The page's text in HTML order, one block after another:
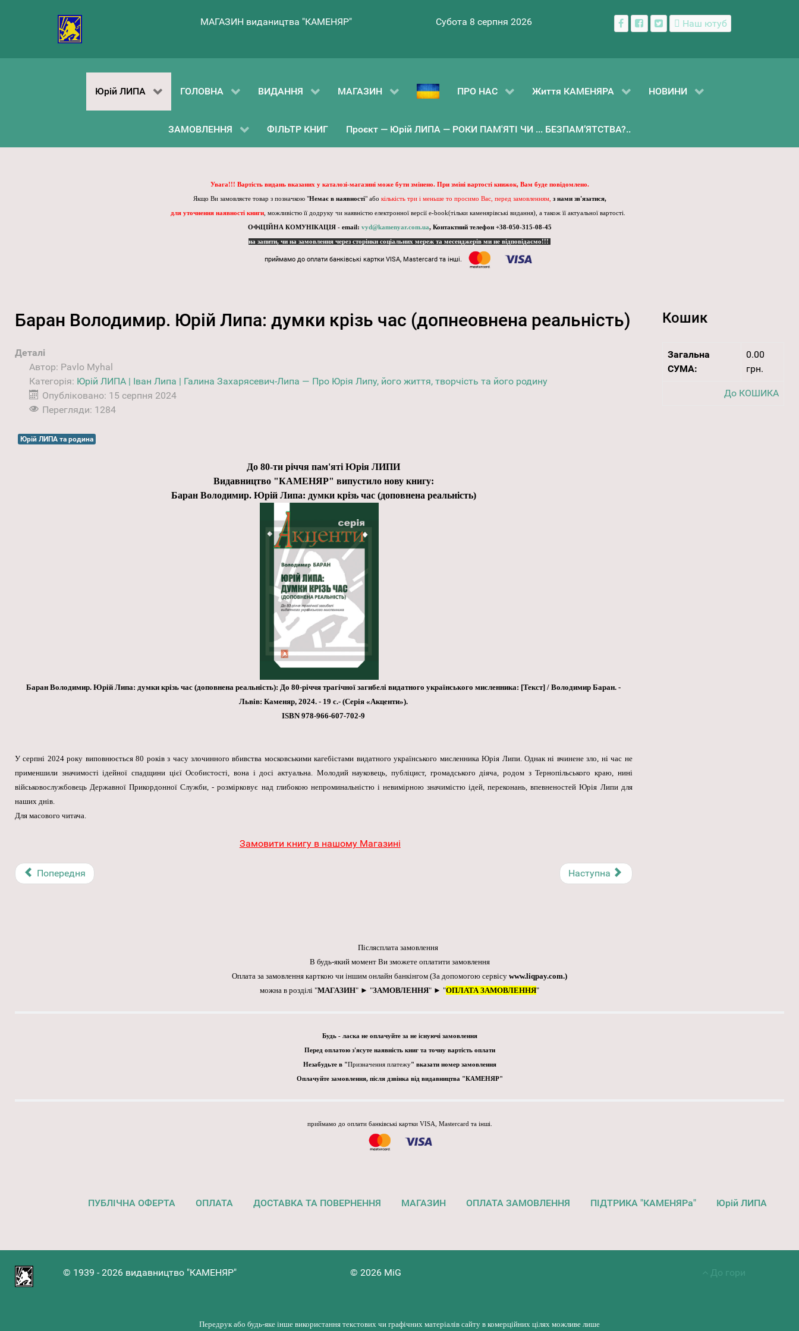
МАГАЗИН видаництва "КАМЕНЯР" Субота 8 серпня 2026 Наш ютуб
Юрій ЛИПА ГОЛОВНА ВИДАННЯ МАГАЗИН ПРО НАС Життя КАМЕНЯРА НОВИНИ
ЗАМОВЛЕННЯ ФІЛЬТР КНИГ Проєкт — Юрій ЛИПА — РОКИ ПАМ'ЯТІ ЧИ ... БЕЗПАМ’ЯТСТВА?..
Увага!!! Вартість видань вказаних у каталозі-магазині може бути змінено. При зміні вартості книжок, Вам буде повідомлено.
Якщо Ви замовляєте товар з позначкою "Немає в наявності" або кількість три і меньше то просимо Вас, перед замовленням, з нами зв'язатися,
для уточнення наявності книги, можливістю її додруку чи наявністю електронної версії e-book(тільки каменярівські видання), а також її актуальної вартості.
ОФіЦІЙНА КОМУНІКАЦІЯ - email: vyd@kamenyar.com.ua, Контактний телефон +38-050-315-08-45
на запити, чи на замовлення через сторінки соціальних мереж та месенджерів ми не відповідаємо!!!
приймамо до оплати банківські картки VISA, Mastercard та інші.
Баран Володимир. Юрій Липа: думки крізь час (допнеовнена реальність)
Деталі
Автор: Pavlo Myhal
Категорія: Юрій ЛИПА | Іван Липа | Галина Захарясевич-Липа — Про Юрія Липу, його життя, творчість та його родину
Опубліковано: 15 серпня 2024
Перегляди: 1284
Юрій ЛИПА та родина
До 80-ти річчя пам'яті Юрія ЛИПИ
Видавництво "КАМЕНЯР" випустило нову книгу:
Баран Володимир. Юрій Липа: думки крізь час (доповнена реальність)
Баран Володимир. Юрій Липа: думки крізь час (доповнена реальність): До 80-річчя трагічної загибелі видатного українського мисленника: [Текст] / Володимир Баран. -
Львів: Каменяр, 2024. - 19 с.- (Серія «Акценти»).
ISBN 978-966-607-702-9
У серпні 2024 року виповнюється 80 років з часу злочинного вбивства московськими кагебістами видатного українського мисленника Юрія Липи. Однак ні вчинене зло, ні час не
применшили значимості ідейної спадщини цієї Особистості, вона і досі актуальна. Молодий науковець, публіцист, громадського діяча, родом з Тернопільського краю, нині
військовослужбовець Державної Прикордонної Служби, - розмірковує над глибокою непроминальністю і невимірною значимістю ідей, переконань, впевненостей Юрія Липи для
наших днів.
Для масового читача.
Замовити книгу в нашому Магазині
Попередня Наступна
Кошик
Загальна
СУМА:
0.00
грн.
До КОШИКА
Післясплата замовлення
В будь-який момент Ви зможете оплатити замовлення
Оплата за замовлення карткою чи іншим онлайн банкінгом (За допомогою сервісу www.liqpay.com.)
можна в розділі "МАГАЗИН" ► "ЗАМОВЛЕННЯ" ► "ОПЛАТА ЗАМОВЛЕННЯ"
Будь - ласка не оплачуйте за не існуючі замовлення
Перед оплатою з'ясуте наявність книг та точну вартість оплати
Незабудьте в "Призначення платежу" вказати номер замовлення
Оплачуйте замовлення, після дзвінка від видавництва "КАМЕНЯР"
приймамо до оплати банківські картки VISA, Mastercard та інші.
ПУБЛІЧНА ОФЕРТА ОПЛАТА ДОСТАВКА ТА ПОВЕРНЕННЯ МАГАЗИН ОПЛАТА ЗАМОВЛЕННЯ ПІДТРИКА "КАМЕНЯРа" Юрій ЛИПА
© 1939 - 2026 видавництво "КАМЕНЯР" © 2026 MiG До гори
Передрук або будь-яке інше використання текстових чи графічних матеріалів сайту в комерційних цілях можливе лише